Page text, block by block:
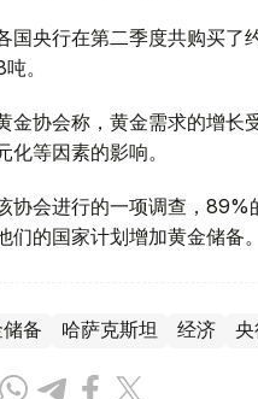
国央行在第二季度共购买了
。
金协会称，黄金需求的增长
化等因素的影响。
协会进行的一项调查，
们的国家计划增加黄金储备。
备 哈萨克斯坦 经济